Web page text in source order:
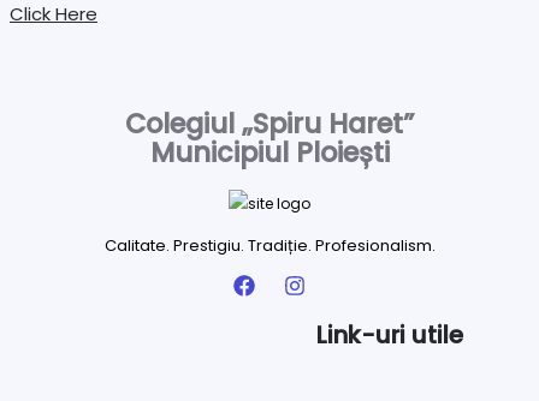
Click Here
Colegiul „Spiru Haret”
Municipiul Ploiești
Calitate. Prestigiu. Tradiție. Profesionalism.
Link-uri utile